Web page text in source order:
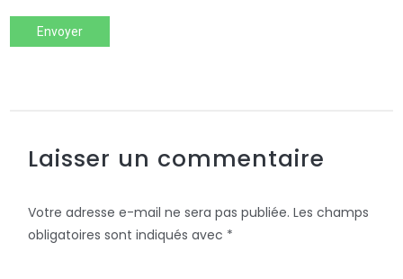
Envoyer
Laisser un commentaire
Votre adresse e-mail ne sera pas publiée. Les champs
obligatoires sont indiqués avec *